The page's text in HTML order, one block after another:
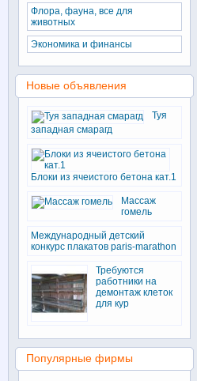
Флора, фауна, все для
животных
Экономика и финансы
Новые объявления
Туя
западная смарагд
Блоки из ячеистого бетона кат.1
Массаж
гомель
Международный детский
конкурс плакатов paris-marathon
Требуются
работники на
демонтаж клеток
для кур
Популярные фирмы